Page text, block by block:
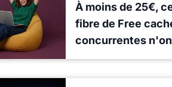
À moins de 25€,
fibre de Free
concurrentes